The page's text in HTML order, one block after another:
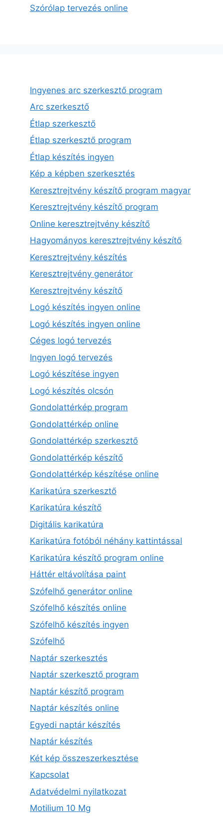
Szórólap tervezés online
Ingyenes arc szerkesztő program
Arc szerkesztő
Étlap szerkesztő
Étlap szerkesztő program
Étlap készítés ingyen
Kép a képben szerkesztés
Keresztrejtvény készítő program magyar
Keresztrejtvény készítő program
Online keresztrejtvény készítő
Hagyományos keresztrejtvény készítő
Keresztrejtvény készítés
Keresztrejtvény generátor
Keresztrejtvény készítő
Logó készítés ingyen online
Logó készítés ingyen online
Céges logó tervezés
Ingyen logó tervezés
Logó készítése ingyen
Logó készítés olcsón
Gondolattérkép program
Gondolattérkép online
Gondolattérkép szerkesztő
Gondolattérkép készítő
Gondolattérkép készítése online
Karikatúra szerkesztő
Karikatúra készítő
Digitális karikatúra
Karikatúra fotóból néhány kattintással
Karikatúra készítő program online
Háttér eltávolítása paint
Szófelhő generátor online
Szófelhő készítés online
Szófelhő készítés ingyen
Szófelhő
Naptár szerkesztés
Naptár szerkesztő program
Naptár készítő program
Naptár készítés online
Egyedi naptár készítés
Naptár készítés
Két kép összeszerkesztése
Kapcsolat
Adatvédelmi nyilatkozat
Motilium 10 Mg